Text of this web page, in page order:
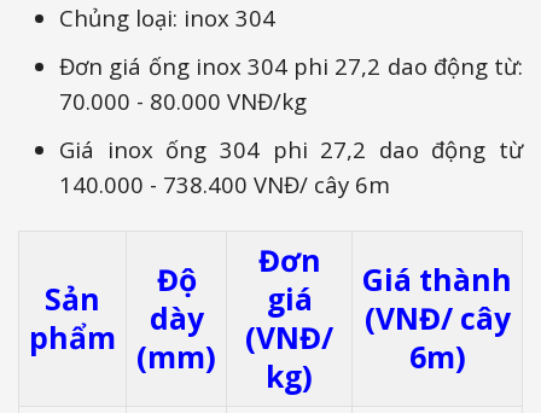
Chủng loại: inox 304
Đơn giá ống inox 304 phi 27,2 dao động từ:
70.000 - 80.000 VNĐ/kg
Giá inox ống 304 phi 27,2 dao động từ
140.000 - 738.400 VNĐ/ cây 6m
Sản
phẩm
Độ
dày
(mm)
Đơn
giá
(VNĐ/
kg)
Giá thành
(VNĐ/ cây
6m)